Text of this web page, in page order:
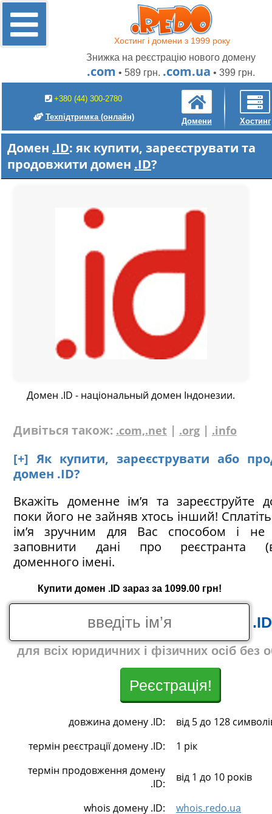
Хостинг і домени з 1999 року
Знижка на реєстрацію нового домену
.com • 589 грн. .com.ua • 399 грн.
+380 (44) 300-2780
Техпідтримка (онлайн) Домени Хостинг
Домен .ID: як купити, зареєструвати та
продовжити домен .ID?
Домен .ID - національный домен Індонезии.
Дивіться також: .com,.net | .org | .info
[+] Як купити, зареєструвати або
домен .ID?
Вкажіть доменне ім’я та зареєструйте
поки його не зайняв хтось інший!
ім’я зручним для Вас способом і не
заповнити дані про реєстранта
доменного імені.
Купити домен .ID зараз за 1099.00 грн!
.ID
для всіх юридичних і фізичних осіб без
Реєстрація!
довжина домену .ID:
від 5 до 128
термін реєстрації домену .ID:
1 рік
термін продовження домену
.ID:
від 1 до 10 років
whois домену .ID:
whois.redo.ua